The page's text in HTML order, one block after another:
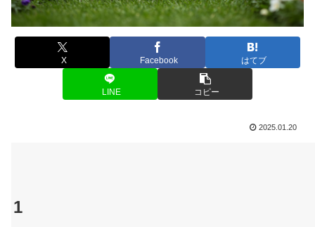
X Facebook はてブ
LINE コピー
2025.01.20
1